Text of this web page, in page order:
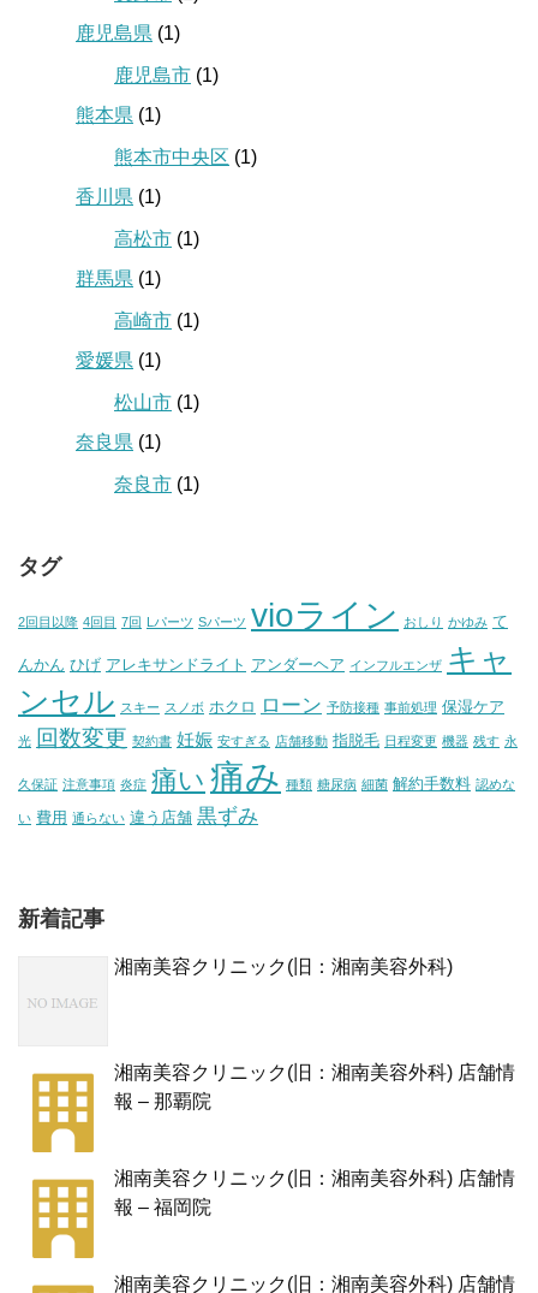
鹿児島県 (1)
鹿児島市 (1)
熊本県 (1)
熊本市中央区 (1)
香川県 (1)
高松市 (1)
群馬県 (1)
高崎市 (1)
愛媛県 (1)
松山市 (1)
奈良県 (1)
奈良市 (1)
タグ
2回目以降 4回目 7回 Lパーツ Sパーツ vioライン おしり かゆみ て
んかん ひげ アレキサンドライト アンダーヘア インフルエンザ キャ
ンセル スキー スノボ ホクロ ローン 予防接種 事前処理 保湿ケア
光 回数変更 契約書 妊娠 安すぎる 店舗移動 指脱毛 日程変更 機器 残す 永
久保証 注意事項 炎症 痛い 痛み 種類 糖尿病 細菌 解約手数料 認めな
い 費用 通らない 違う店舗 黒ずみ
新着記事
湘南美容クリニック(旧：湘南美容外科)
湘南美容クリニック(旧：湘南美容外科) 店舗情
報 – 那覇院
湘南美容クリニック(旧：湘南美容外科) 店舗情
報 – 福岡院
湘南美容クリニック(旧：湘南美容外科) 店舗情